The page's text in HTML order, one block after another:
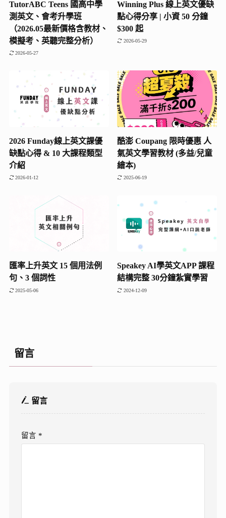
TutorABC Teens 國高中學
測英文、會考升學班
（2026.05最新價格含教材、
模擬考、英聽完整分析）
2026-05-27
Winning Plus 線上英文優缺
點心得分享 | 小資 50 分鐘
$300 起
2026-05-29
2026 Funday線上英文課優
缺點心得 & 10 大課程類型
介紹
2026-01-12
酷澎 Coupang 限時優惠 人
氣英文學習教材 (多益/兒童
繪本)
2025-06-19
匯率上升英文 15 個用法例
句、3 個詞性
2025-05-06
Speakey AI學英文APP 課程
結構完整 30分鐘紮實學習
2024-12-09
留言
留言
留言 *